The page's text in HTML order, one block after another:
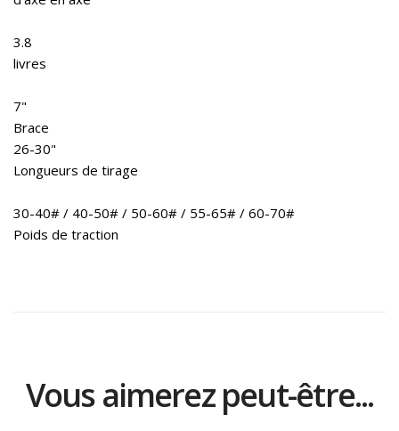
3.8
livres
7"
Brace
26-30"
Longueurs de tirage
30-40# / 40-50# / 50-60# / 55-65# / 60-70#
Poids de traction
Vous aimerez peut-être...